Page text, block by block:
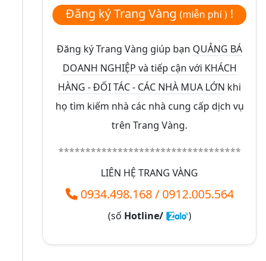
Đăng ký Trang Vàng (miễn phí ) !
Đăng ký Trang Vàng giúp bạn QUẢNG BÁ
DOANH NGHIỆP và tiếp cận với KHÁCH
HÀNG - ĐỐI TÁC - CÁC NHÀ MUA LỚN khi
họ tìm kiếm nhà các nhà cung cấp dịch vụ
trên Trang Vàng.
**********************************
LIÊN HỆ TRANG VÀNG
0934.498.168/ 0912.005.564
(số Hotline/ )